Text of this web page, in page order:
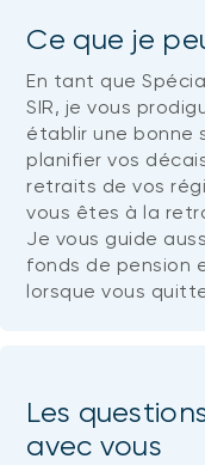
Ce que je
En tant que
SIR, je vous
établir une bonne
planifier vos
retraits de vos
vous êtes à la
Je vous guide
fonds de pension
lorsque vous
Les
avec vous